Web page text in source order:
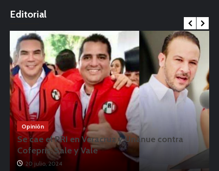
Editorial
Opinión
Se cae el PRI en Veracruz y Unánue contra
Cofepris: Sale y Vale
20 julio, 2024